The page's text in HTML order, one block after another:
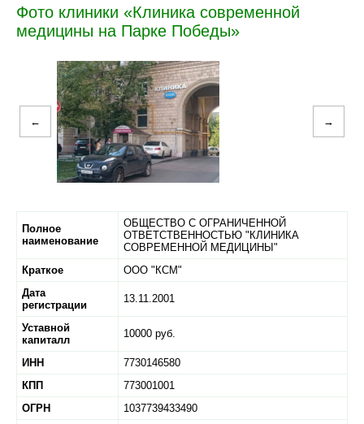
Фото клиники «Клиника современной
медицины на Парке Победы»
← →
Полное
наименование
ОБЩЕСТВО С ОГРАНИЧЕННОЙ
ОТВЕТСТВЕННОСТЬЮ "КЛИНИКА
СОВРЕМЕННОЙ МЕДИЦИНЫ"
Краткое
ООО "КСМ"
Дата
регистрации
13.11.2001
Уставной
капиталл
10000 руб.
ИНН
7730146580
КПП
773001001
ОГРН
1037739433490